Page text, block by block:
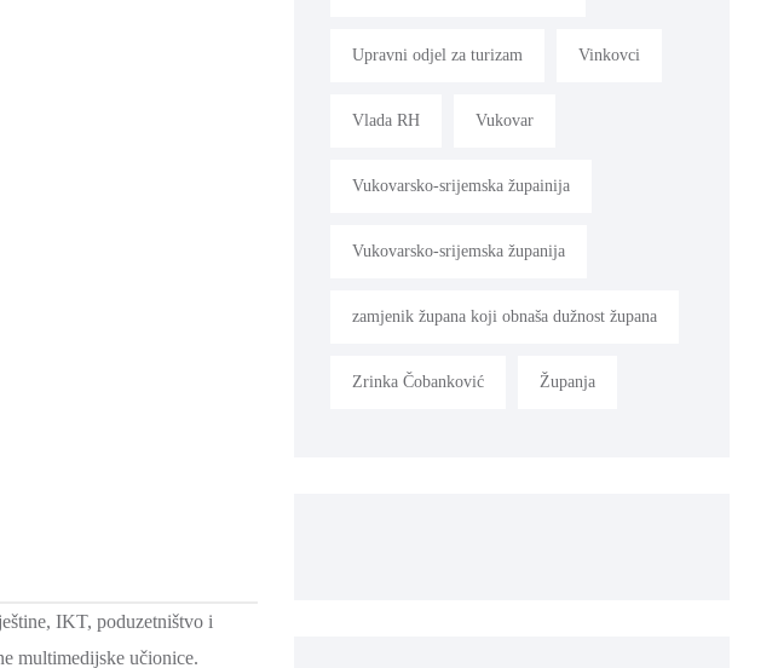
IKT, poduzetništvo i
multimedijske učionice.
Upravni odjel za turizam Vinkovci
Vlada RH Vukovar
Vukovarsko-srijemska župainija
Vukovarsko-srijemska županija
zamjenik župana koji obnaša dužnost župana
Zrinka Čobanković Županja